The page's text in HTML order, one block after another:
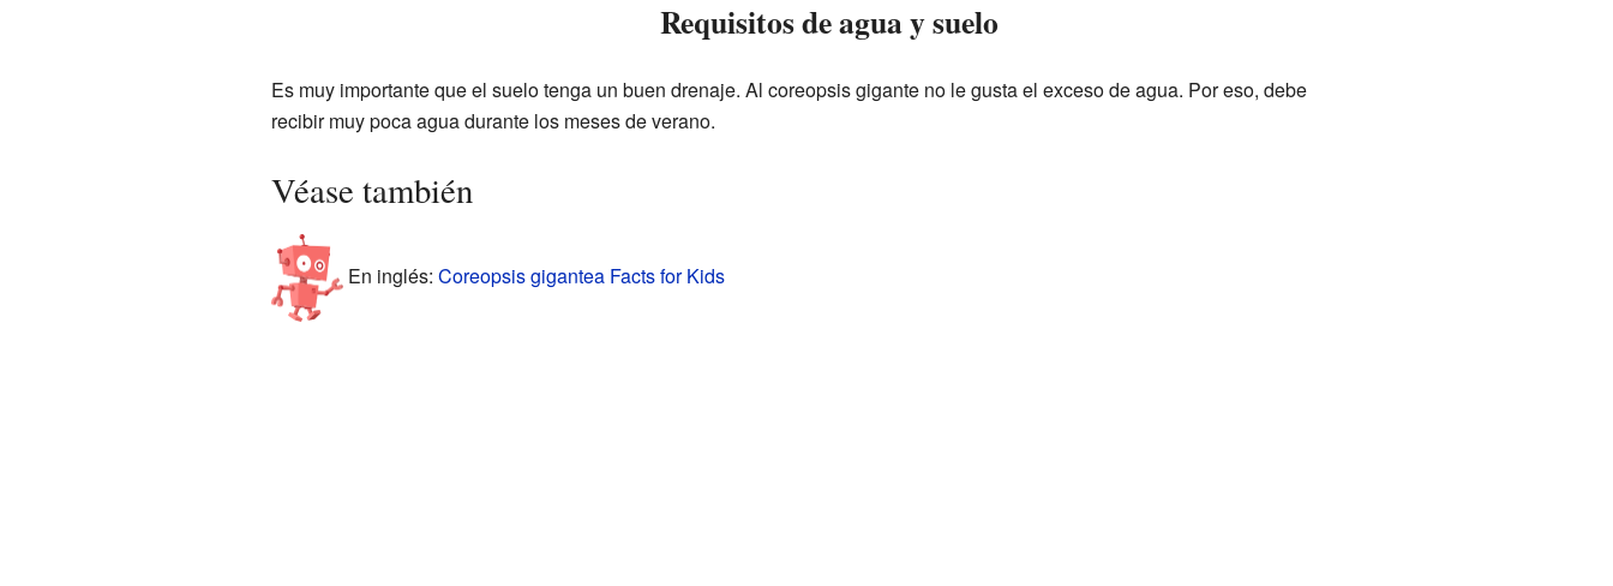
Requisitos de agua y suelo
Es muy importante que el suelo tenga un buen drenaje. Al coreopsis gigante no le gusta el exceso de agua. Por eso, debe
recibir muy poca agua durante los meses de verano.
Véase también
En inglés: Coreopsis gigantea Facts for Kids